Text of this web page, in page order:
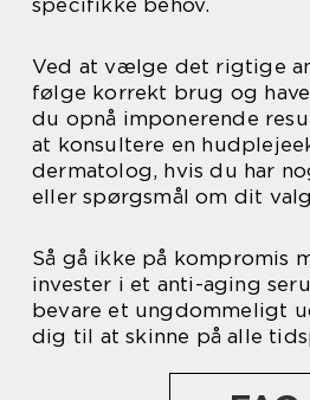
specifikke behov.
Ved at vælge det rigtige
følge korrekt brug og
du opnå imponerende
at konsultere en
dermatolog, hvis du har
eller spørgsmål om dit
Så gå ikke på kompromis
invester i et anti-aging
bevare et ungdommeligt
dig til at skinne på alle